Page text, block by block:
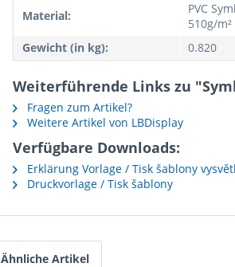
Material:
PVC
510g/m²
Gewicht (in kg):
0.820
Weiterführende Links zu
Fragen zum Artikel?
Weitere Artikel von LBDisplay
Verfügbare Downloads:
Erklärung Vorlage / Tisk šablony
Druckvorlage / Tisk šablony
Ähnliche Artikel